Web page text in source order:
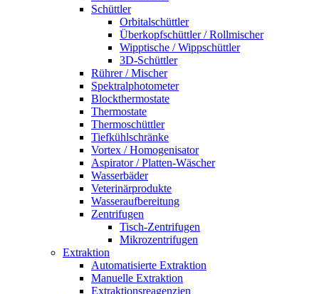
Schüttler
Orbitalschüttler
Überkopfschüttler / Rollmischer
Wipptische / Wippschüttler
3D-Schüttler
Rührer / Mischer
Spektralphotometer
Blockthermostate
Thermostate
Thermoschüttler
Tiefkühlschränke
Vortex / Homogenisator
Aspirator / Platten-Wäscher
Wasserbäder
Veterinärprodukte
Wasseraufbereitung
Zentrifugen
Tisch-Zentrifugen
Mikrozentrifugen
Extraktion
Automatisierte Extraktion
Manuelle Extraktion
Extraktionsreagenzien